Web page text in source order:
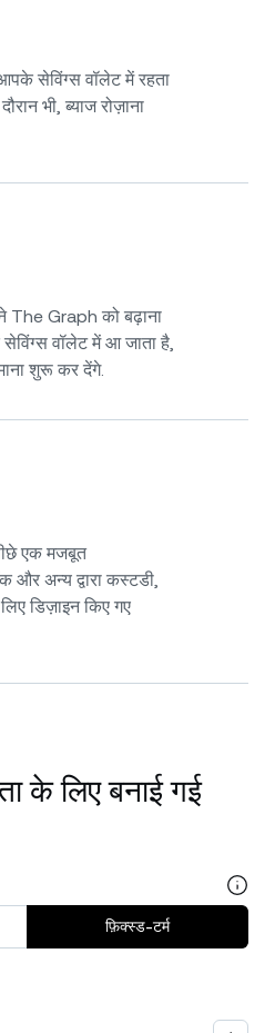
सेविंग्स वॉलेट में रहता
भी, ब्याज रोज़ाना
The Graph को बढ़ाना
वॉलेट में आ जाता है,
शुरू कर देंगे.
एक मजबूत
और अन्य द्वारा कस्टडी,
डिज़ाइन किए गए
के लिए बनाई गई
फ़िक्स्ड-टर्म